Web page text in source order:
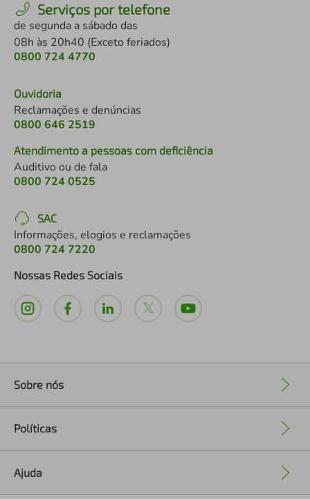
Serviços por telefone
de segunda a sábado das
08h às 20h40 (Exceto feriados)
0800 724 4770
Ouvidoria
Reclamações e denúncias
0800 646 2519
Atendimento a pessoas com deficiência
Auditivo ou de fala
0800 724 0525
SAC
Informações, elogios e reclamações
0800 724 7220
Nossas Redes Sociais
Sobre nós
Políticas
Ajuda